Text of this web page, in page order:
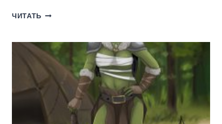
ЧИТАТЬ КЛАН
(ВАДИМ
ФАРГ)